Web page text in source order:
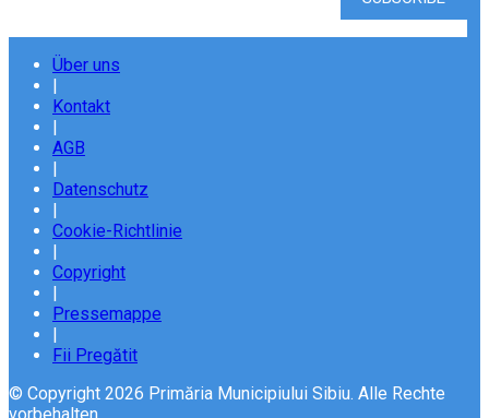
Über uns
|
Kontakt
|
AGB
|
Datenschutz
|
Cookie-Richtlinie
|
Copyright
|
Pressemappe
|
Fii Pregătit
© Copyright 2026 Primăria Municipiului Sibiu. Alle Rechte
vorbehalten